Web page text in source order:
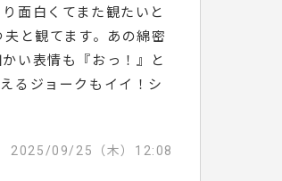
面白くてまた観たいと
と観てます。あの綿密
い表情も『おっ！』と
るジョークもイイ！シ
2025/09/25（木）12:08